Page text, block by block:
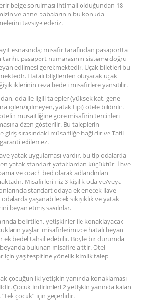
belge sorulması ihtimali olduğundan 18
ve anne-babalarının bu konuda
tavsiye ederiz.
esnasında; misafir tarafından pasaportta
tarihi, pasaport numarasının sisteme doğru
edilmesi gerekmektedir. Uçak biletleri bu
Hatalı bilgilerden oluşacak uçak
ceza bedeli misafirlere yansıtılır.
oda ile ilgili talepler (yüksek kat, genel
içilen/içilmeyen, yatak tipi) otele bildirilir.
otelin müsaitliğine göre misafirin tercihleri
özen gösterilir. Bu taleplerin
giriş sırasındaki müsaitliğe bağlıdır ve Tatil
edilemez.
yatak uygulaması vardır, bu tip odalarda
yatak standart yataklardan küçüktür. İlave
ve coach bed olarak adlandırılan
Misafirlerimiz 3 kişilik oda ve/veya
standart odaya eklenecek ilave
yaşanabilecek sıkışıklık ve yatak
beyan etmiş sayılırlar.
belirtilen, yetişkinler ile konaklayacak
yaşları misafirlerimizce hatalı beyan
ek bedel tahsil edebilir. Böyle bir durumda
bulunan misafire aittir. Otel
için yaş tespitine yönelik kimlik talep
çocuğun iki yetişkin yanında konaklaması
Çocuk indirimleri 2 yetişkin yanında kalan
çocuk” için geçerlidir.